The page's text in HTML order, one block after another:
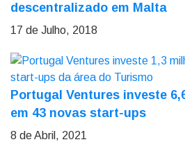
descentralizado em Malta
17 de Julho, 2018
Portugal Ventures investe
em 43 novas start-ups
8 de Abril, 2021